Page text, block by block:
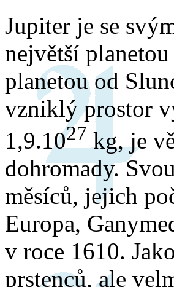
Jupiter je se
největší
planetou od
vzniklý prostor
1,9.1027kg, je
dohromady.
měsíců, jejich
Europa,
v roce 1610.
prstenců, ale